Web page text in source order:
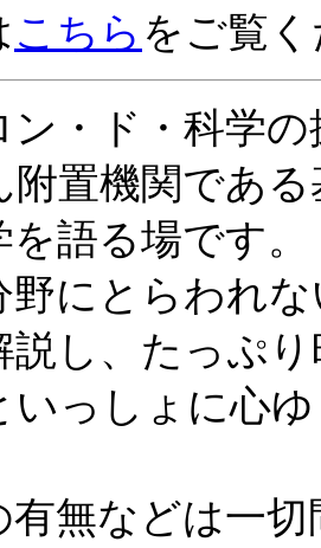
こちら をご覧
ン・ド・科学
附置機関であ
を語る場です。
野にとらわれ
説し、たっぷ
いっしょに心
有無などは一